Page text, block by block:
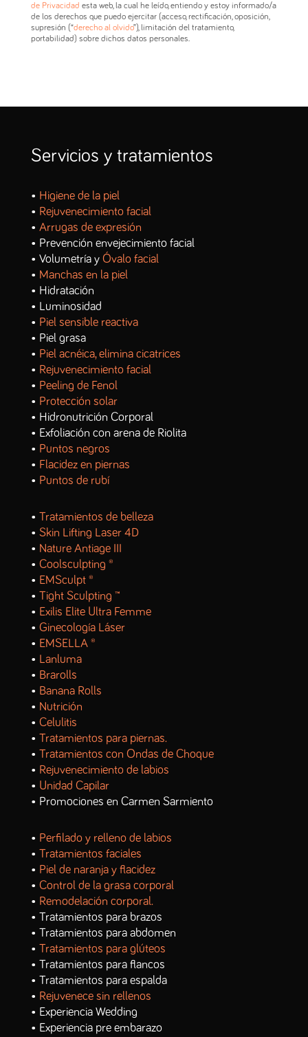
de Privacidad esta web, la cual he leído, entiendo y estoy informado/a
de los derechos que puedo ejercitar (acceso, rectificación, oposición,
supresión (“derecho al olvido”), limitación del tratamiento,
portabilidad) sobre dichos datos personales.
Servicios y tratamientos
• Higiene de la piel
• Rejuvenecimiento facial
• Arrugas de expresión
• Prevención envejecimiento facial
• Volumetría y Óvalo facial
• Manchas en la piel
• Hidratación
• Luminosidad
• Piel sensible reactiva
• Piel grasa
• Piel acnéica, elimina cicatrices
• Rejuvenecimiento facial
• Peeling de Fenol
• Protección solar
• Hidronutrición Corporal
• Exfoliación con arena de Riolita
• Puntos negros
• Flacidez en piernas
• Puntos de rubí
• Tratamientos de belleza
• Skin Lifting Laser 4D
• Nature Antiage III
• Coolsculpting ®
• EMSculpt ®
• Tight Sculpting ™
• Exilis Elite Ultra Femme
• Ginecología Láser
• EMSELLA ®
• Lanluma
• Brarolls
• Banana Rolls
• Nutrición
• Celulitis
• Tratamientos para piernas.
• Tratamientos con Ondas de Choque
• Rejuvenecimiento de labios
• Unidad Capilar
• Promociones en Carmen Sarmiento
• Perfilado y relleno de labios
• Tratamientos faciales
• Piel de naranja y flacidez
• Control de la grasa corporal
• Remodelación corporal.
• Tratamientos para brazos
• Tratamientos para abdomen
• Tratamientos para glúteos
• Tratamientos para flancos
• Tratamientos para espalda
• Rejuvenece sin rellenos
• Experiencia Wedding
• Experiencia pre embarazo